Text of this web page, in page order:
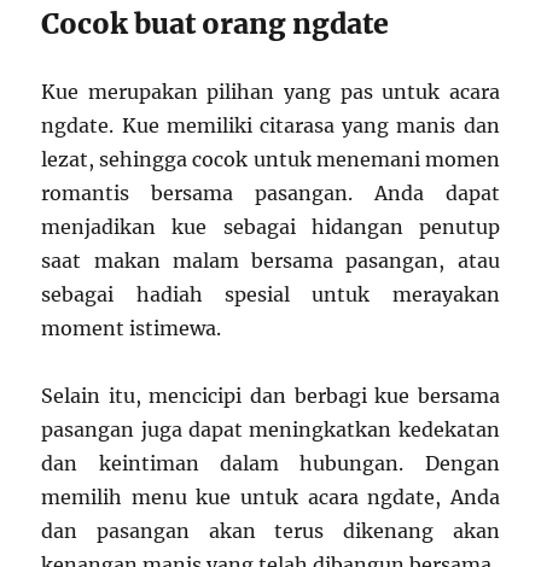
Cocok buat orang ngdate
Kue merupakan pilihan yang pas untuk acara
ngdate. Kue memiliki citarasa yang manis dan
lezat, sehingga cocok untuk menemani momen
romantis bersama pasangan. Anda dapat
menjadikan kue sebagai hidangan penutup
saat makan malam bersama pasangan, atau
sebagai hadiah spesial untuk merayakan
moment istimewa.
Selain itu, mencicipi dan berbagi kue bersama
pasangan juga dapat meningkatkan kedekatan
dan keintiman dalam hubungan. Dengan
memilih menu kue untuk acara ngdate, Anda
dan pasangan akan terus dikenang akan